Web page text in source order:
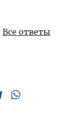
Все ответы